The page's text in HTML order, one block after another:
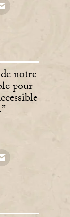
notre
pour